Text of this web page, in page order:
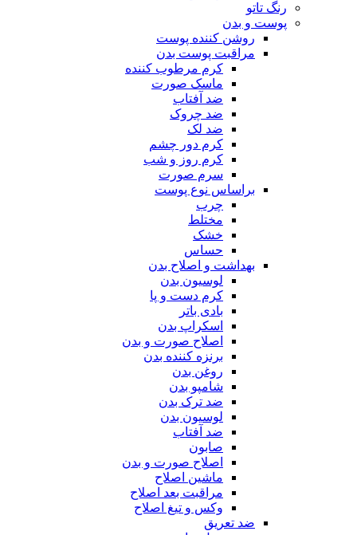
رنگ تاتو
پوست و بدن
روشن کننده پوست
مراقبت پوست بدن
کرم مرطوب کننده
ماسک صورت
ضد آفتاب
ضد چروک
ضد لک
کرم دور چشم
کرم روز و شب
سرم صورت
براساس نوع پوست
چرب
مختلط
خشک
حساس
بهداشت و اصلاح بدن
لوسیون بدن
کرم دست و پا
بادی باتر
اسکراپ بدن
اصلاح صورت و بدن
برنزه کننده بدن
روغن بدن
شامپو بدن
ضد ترک بدن
لوسیون بدن
ضد آفتاب
صابون
اصلاح صورت و بدن
ماشین اصلاح
مراقبت بعد اصلاح
وکس و تیغ اصلاح
ضد تعریق